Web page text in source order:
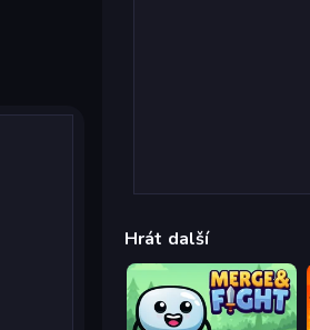
Hrát další